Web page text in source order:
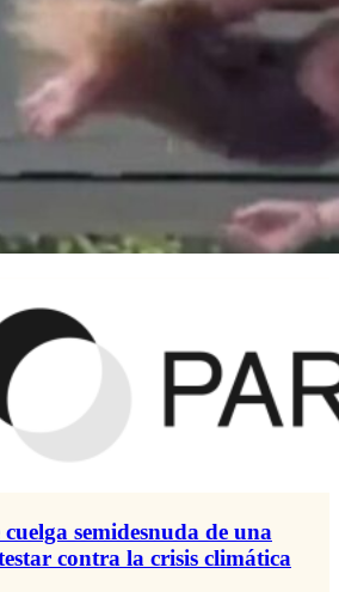
semidesnuda de una
contra la crisis climática